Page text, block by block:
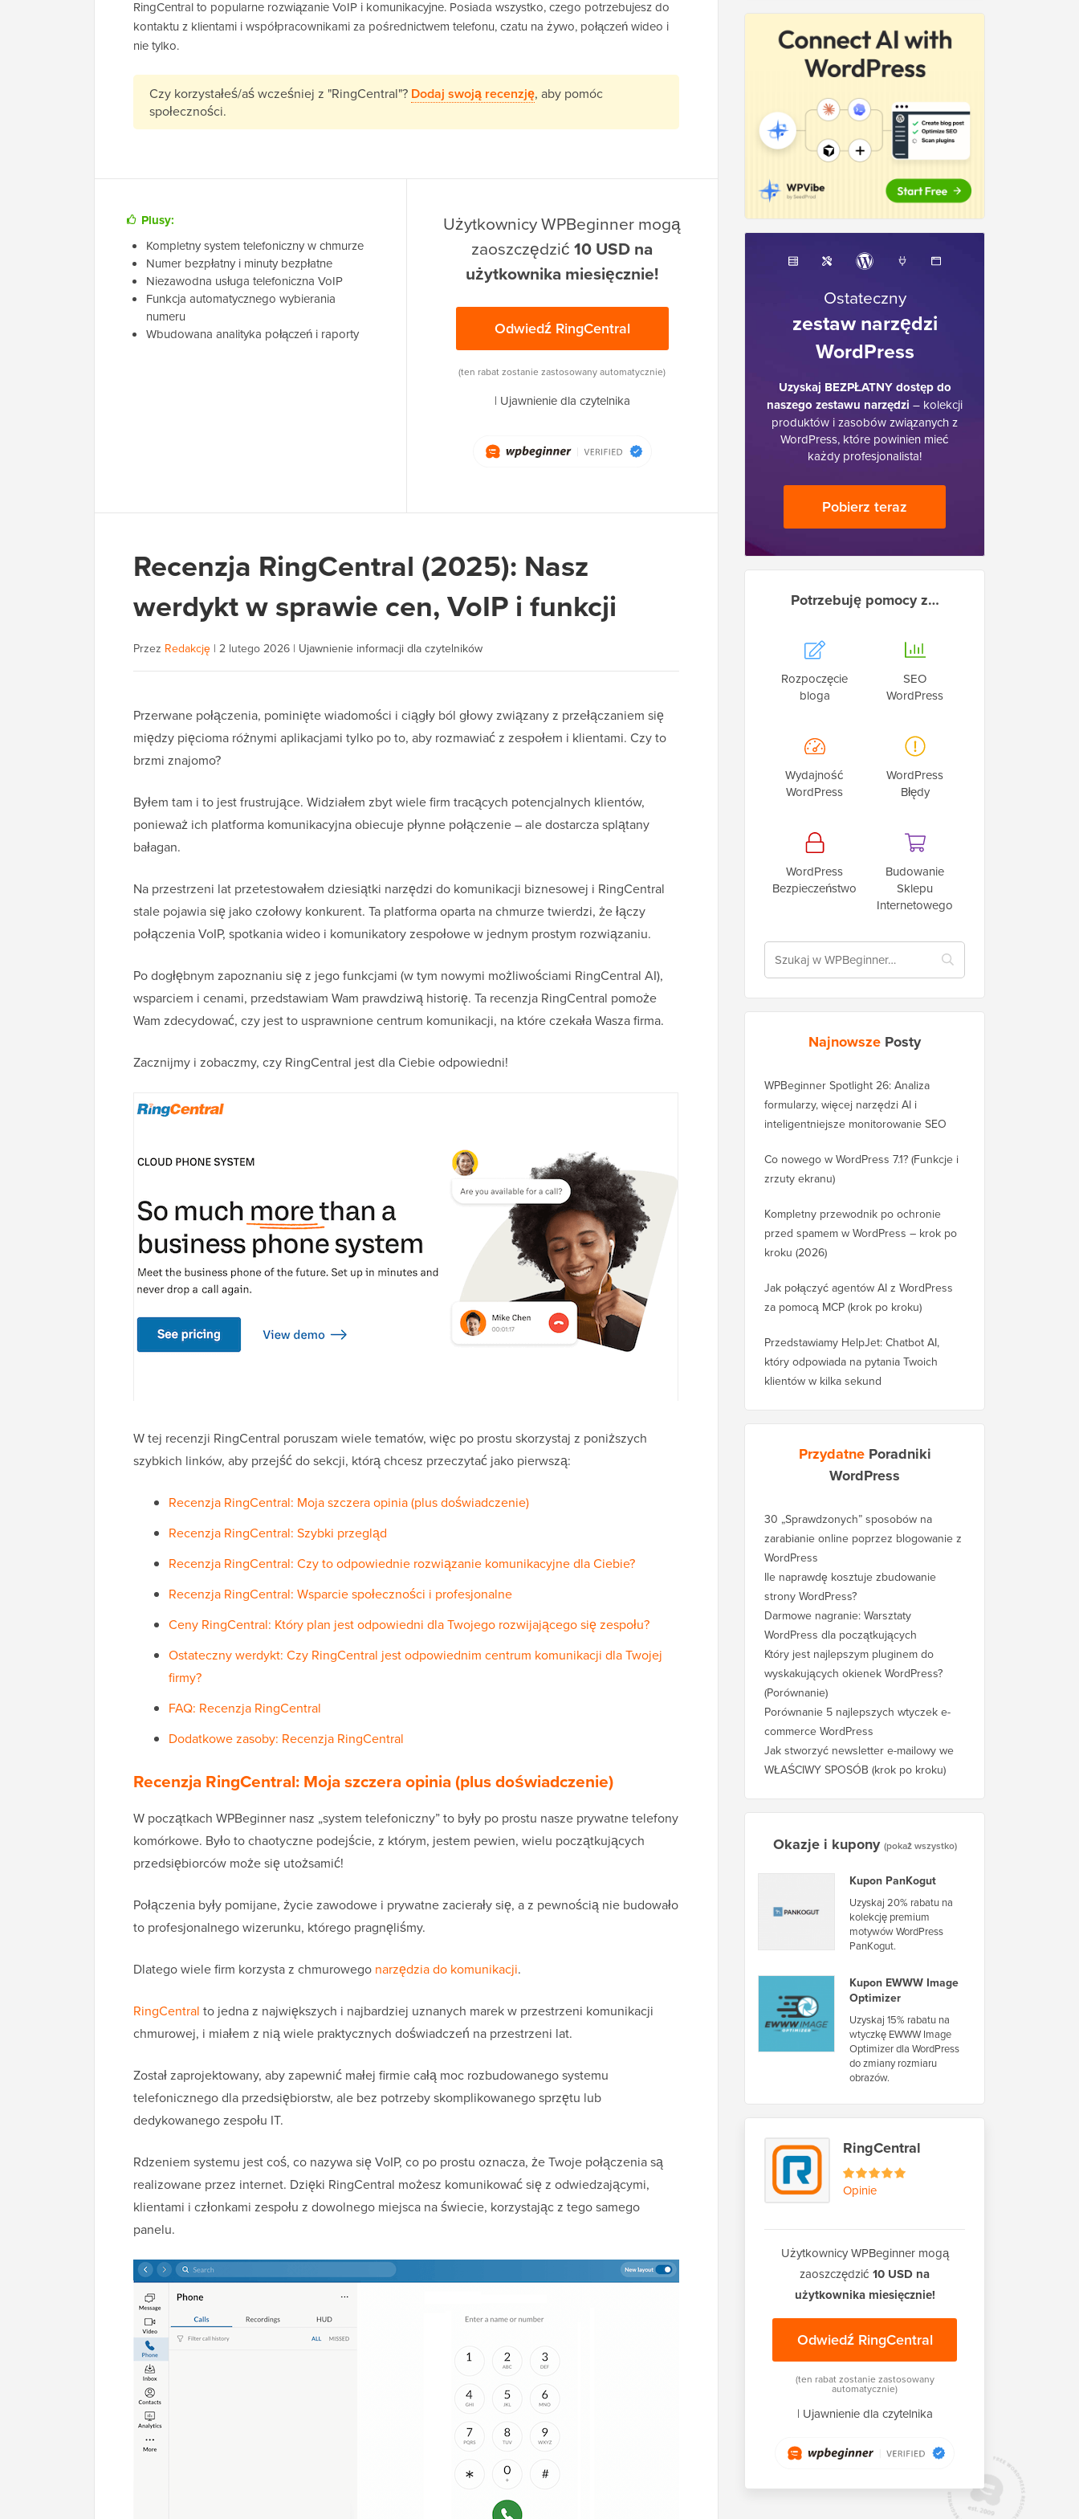
RingCentral to popularne rozwiązanie VoIP i komunikacyjne. Posiada wszystko, czego potrzebujesz do
kontaktu z klientami i współpracownikami za pośrednictwem telefonu, czatu na żywo, połączeń wideo i
nie tylko.
Czy korzystałeś/aś wcześniej z "RingCentral"? Dodaj swoją recenzję, aby pomóc
społeczności.
Plusy:
Kompletny system telefoniczny w chmurze
Numer bezpłatny i minuty bezpłatne
Niezawodna usługa telefoniczna VoIP
Funkcja automatycznego wybierania
numeru
Wbudowana analityka połączeń i raporty
Użytkownicy WPBeginner mogą
zaoszczędzić10 USD na
użytkownika miesięcznie!
Odwiedź RingCentral
(ten rabat zostanie zastosowany automatycznie)
| Ujawnienie dla czytelnika
Recenzja RingCentral (2025): Nasz
werdykt w sprawie cen, VoIP i funkcji
Przez Redakcję | 2 lutego 2026 | Ujawnienie informacji dla czytelników
Przerwane połączenia, pominięte wiadomości i ciągły ból głowy związany z przełączaniem się
między pięcioma różnymi aplikacjami tylko po to, aby rozmawiać z zespołem i klientami. Czy to
brzmi znajomo?
Byłem tam i to jest frustrujące. Widziałem zbyt wiele firm tracących potencjalnych klientów,
ponieważ ich platforma komunikacyjna obiecuje płynne połączenie – ale dostarcza splątany
bałagan.
Na przestrzeni lat przetestowałem dziesiątki narzędzi do komunikacji biznesowej i RingCentral
stale pojawia się jako czołowy konkurent. Ta platforma oparta na chmurze twierdzi, że łączy
połączenia VoIP, spotkania wideo i komunikatory zespołowe w jednym prostym rozwiązaniu.
Po dogłębnym zapoznaniu się z jego funkcjami (w tym nowymi możliwościami RingCentral AI),
wsparciem i cenami, przedstawiam Wam prawdziwą historię. Ta recenzja RingCentral pomoże
Wam zdecydować, czy jest to usprawnione centrum komunikacji, na które czekała Wasza firma.
Zacznijmy i zobaczmy, czy RingCentral jest dla Ciebie odpowiedni!
W tej recenzji RingCentral poruszam wiele tematów, więc po prostu skorzystaj z poniższych
szybkich linków, aby przejść do sekcji, którą chcesz przeczytać jako pierwszą:
Recenzja RingCentral: Moja szczera opinia (plus doświadczenie)
Recenzja RingCentral: Szybki przegląd
Recenzja RingCentral: Czy to odpowiednie rozwiązanie komunikacyjne dla Ciebie?
Recenzja RingCentral: Wsparcie społeczności i profesjonalne
Ceny RingCentral: Który plan jest odpowiedni dla Twojego rozwijającego się zespołu?
Ostateczny werdykt: Czy RingCentral jest odpowiednim centrum komunikacji dla Twojej
firmy?
FAQ: Recenzja RingCentral
Dodatkowe zasoby: Recenzja RingCentral
Recenzja RingCentral: Moja szczera opinia (plus doświadczenie)
W początkach WPBeginner nasz „system telefoniczny” to były po prostu nasze prywatne telefony
komórkowe. Było to chaotyczne podejście, z którym, jestem pewien, wielu początkujących
przedsiębiorców może się utożsamić!
Połączenia były pomijane, życie zawodowe i prywatne zacierały się, a z pewnością nie budowało
to profesjonalnego wizerunku, którego pragnęliśmy.
Dlatego wiele firm korzysta z chmurowego narzędzia do komunikacji.
RingCentral to jedna z największych i najbardziej uznanych marek w przestrzeni komunikacji
chmurowej, i miałem z nią wiele praktycznych doświadczeń na przestrzeni lat.
Został zaprojektowany, aby zapewnić małej firmie całą moc rozbudowanego systemu
telefonicznego dla przedsiębiorstw, ale bez potrzeby skomplikowanego sprzętu lub
dedykowanego zespołu IT.
Rdzeniem systemu jest coś, co nazywa się VoIP, co po prostu oznacza, że Twoje połączenia są
realizowane przez internet. Dzięki RingCentral możesz komunikować się z odwiedzającymi,
klientami i członkami zespołu z dowolnego miejsca na świecie, korzystając z tego samego
panelu.
Ostateczny
zestaw narzędzi
WordPress
Uzyskaj BEZPŁATNY dostęp do
naszego zestawu narzędzi – kolekcji
produktów i zasobów związanych z
WordPress, które powinien mieć
każdy profesjonalista!
Pobierz teraz
Potrzebuję pomocy z…
Rozpoczęcie
bloga
SEO
WordPress
Wydajność
WordPress
WordPress
Błędy
WordPress
Bezpieczeństwo
Budowanie
Sklepu
Internetowego
Najnowsze Posty
WPBeginner Spotlight 26: Analiza
formularzy, więcej narzędzi AI i
inteligentniejsze monitorowanie SEO
Co nowego w WordPress 7.1? (Funkcje i
zrzuty ekranu)
Kompletny przewodnik po ochronie
przed spamem w WordPress – krok po
kroku (2026)
Jak połączyć agentów AI z WordPress
za pomocą MCP (krok po kroku)
Przedstawiamy HelpJet: Chatbot AI,
który odpowiada na pytania Twoich
klientów w kilka sekund
Przydatne Poradniki
WordPress
30 „Sprawdzonych” sposobów na
zarabianie online poprzez blogowanie z
WordPress
Ile naprawdę kosztuje zbudowanie
strony WordPress?
Darmowe nagranie: Warsztaty
WordPress dla początkujących
Który jest najlepszym pluginem do
wyskakujących okienek WordPress?
(Porównanie)
Porównanie 5 najlepszych wtyczek e-
commerce WordPress
Jak stworzyć newsletter e-mailowy we
WŁAŚCIWY SPOSÓB (krok po kroku)
Okazje i kupony (pokaż wszystko)
Kupon PanKogut
Uzyskaj 20% rabatu na
kolekcję premium
motywów WordPress
PanKogut.
Kupon EWWW Image
Optimizer
Uzyskaj 15% rabatu na
wtyczkę EWWW Image
Optimizer dla WordPress
do zmiany rozmiaru
obrazów.
RingCentral
Opinie
Użytkownicy WPBeginner mogą
zaoszczędzić 10 USD na
użytkownika miesięcznie!
Odwiedź RingCentral
(ten rabat zostanie zastosowany
automatycznie)
| Ujawnienie dla czytelnika